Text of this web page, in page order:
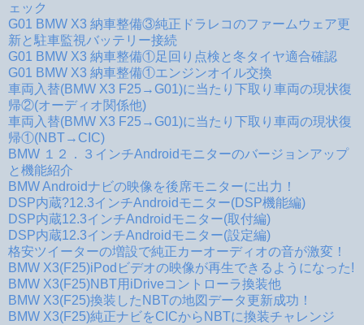
ェック
G01 BMW X3 納車整備③純正ドラレコのファームウェア更
新と駐車監視バッテリー接続
G01 BMW X3 納車整備①足回り点検と冬タイヤ適合確認
G01 BMW X3 納車整備①エンジンオイル交換
車両入替(BMW X3 F25→G01)に当たり下取り車両の現状復
帰②(オーディオ関係他)
車両入替(BMW X3 F25→G01)に当たり下取り車両の現状復
帰①(NBT→CIC)
BMW １２．３インチAndroidモニターのバージョンアップ
と機能紹介
BMW Androidナビの映像を後席モニターに出力！
DSP内蔵?12.3インチAndroidモニター(DSP機能編)
DSP内蔵12.3インチAndroidモニター(取付編)
DSP内蔵12.3インチAndroidモニター(設定編)
格安ツイーターの増設で純正カーオーディオの音が激変！
BMW X3(F25)iPodビデオの映像が再生できるようになった!
BMW X3(F25)NBT用iDriveコントローラ換装他
BMW X3(F25)換装したNBTの地図データ更新成功！
BMW X3(F25)純正ナビをCICからNBTに換装チャレンジ